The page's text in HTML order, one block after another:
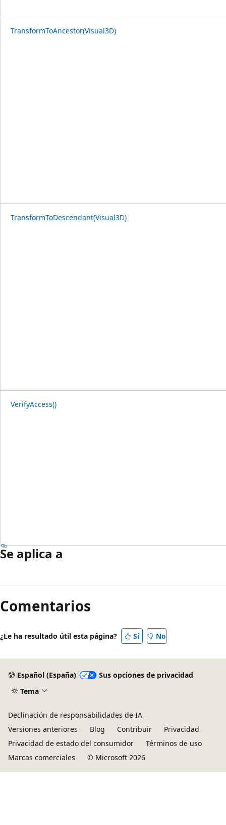
TransformToAncestor(Visual3D)
TransformToDescendant(Visual3D)
VerifyAccess()
Se aplica a
Comentarios
¿Le ha resultado útil esta página? Sí No
Español (España)
Sus opciones de privacidad
Tema
Declinación de responsabilidades de IA
Versiones anteriores
Blog Contribuir
Privacidad
Privacidad de estado del consumidor
Términos de uso
Marcas comerciales
© Microsoft 2026